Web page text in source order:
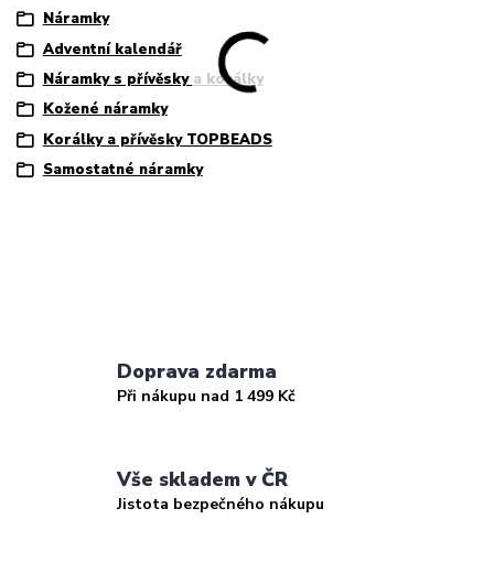
Náramky
Adventní kalendář
Náramky s přívěsky a korálky
Kožené náramky
Korálky a přívěsky TOPBEADS
Samostatné náramky
Doprava zdarma
Při nákupu nad 1 499 Kč
Vše skladem v ČR
Jistota bezpečného nákupu